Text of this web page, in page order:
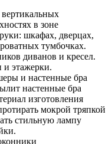
в зоне
шкафах, дверцах,
тумбочках.
диванов и кресел.
этажерки.
и настенные бра
настенные бра
изготовления
мокрой тряпкой
стильную лампу